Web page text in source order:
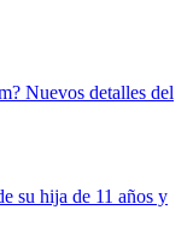
Nuevos detalles del
su hija de 11 años y